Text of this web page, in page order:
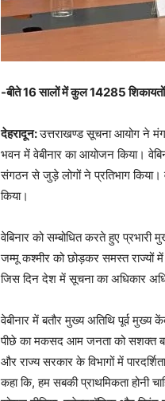
-बीते 16 सालों में कुल 14285 शिकायतों
देहरादून:उत्तराखण्ड सूचना आयोग ने
भवन में वेबीनार का आयोजन किया।
संगठन से जुड़े लोगों ने प्रतिभाग
किया।
वेबिनार को सम्बोधित करते हुए
जम्मू कश्मीर को छोड़कर समस्त राज्यों
जिस दिन देश में सूचना का अधिकार
वेबीनार में बतौर मुख्य अतिथि पूर्व
पीछे का मकसद आम जनता को सशक्त
और राज्य सरकार के विभागों में
कहा कि, हम सबकी प्राथमिकता होनी